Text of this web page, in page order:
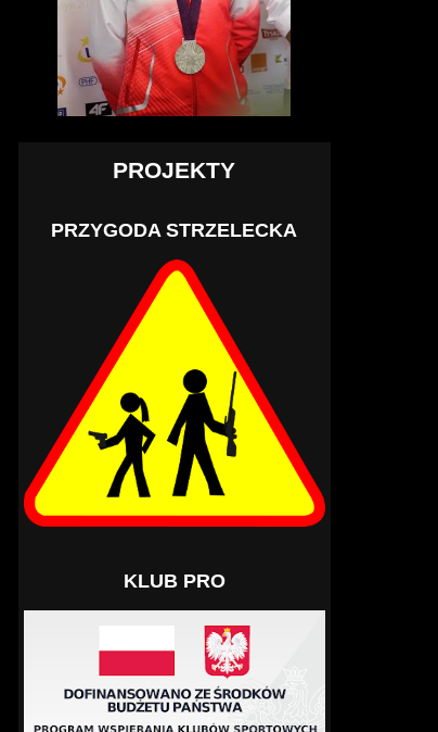
PROJEKTY
PRZYGODA STRZELECKA
KLUB PRO